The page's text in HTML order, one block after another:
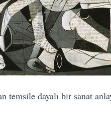
dayalı bir sanat